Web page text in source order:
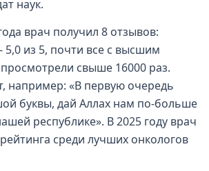
наук.
врач получил 8 отзывов:
5,0 из 5, почти все с высшим
свыше 16000 раз.
например: «В первую очередь
буквы, дай Аллах нам по-больше
республике». В 2025 году врач
среди лучших онкологов